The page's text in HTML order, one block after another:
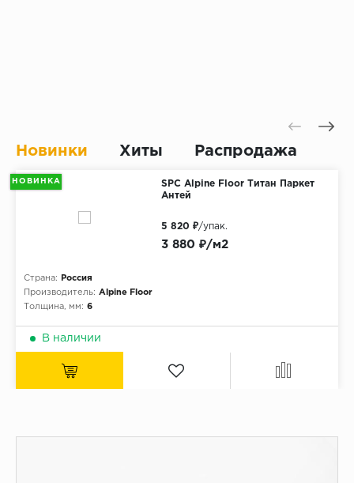
Новинки Хиты Распродажа
НОВИНКА
SPC Alpine Floor Титан Паркет
Антей
Страна:
Россия
Производитель: Alpine Floor
Толщина, мм: 6
3 880 ₽/м2
5 820 ₽/упак.
В наличии